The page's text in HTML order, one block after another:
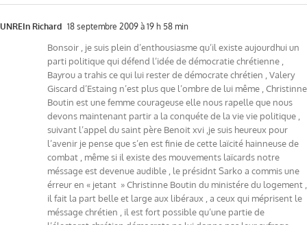
UNREIn Richard 18 septembre 2009 à 19 h 58 min
Bonsoir , je suis plein d’enthousiasme qu’il existe aujourdhui un
parti politique qui défend l’idée de démocratie chrétienne ,
Bayrou a trahis ce qui lui rester de démocrate chrétien , Valery
Giscard d’Estaing n’est plus que l’ombre de lui même , Christinne
Boutin est une femme courageuse elle nous rapelle que nous
devons maintenant partir a la conquéte de la vie vie politique ,
suivant l’appel du saint père Benoit xvi ,je suis heureux pour
l’avenir je pense que s’en est finie de cette laïcité hainneuse de
combat , même si il existe des mouvements laïcards notre
méssage est devenue audible , le présidnt Sarko a commis une
érreur en « jetant » Christinne Boutin du ministére du logement ,
il fait la part belle et large aux libéraux , a ceux qui méprisent le
méssage chrétien , il est fort possible qu’une partie de